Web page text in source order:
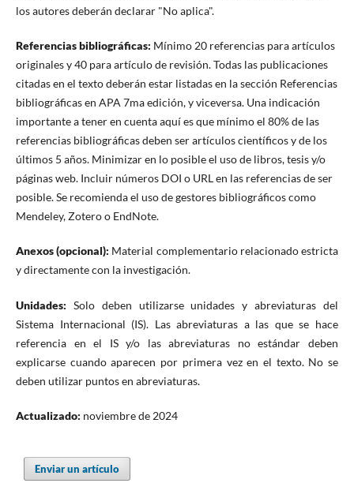
los autores deberán declarar "No aplica".
Referencias bibliográficas: Mínimo 20 referencias para artículos
originales y 40 para artículo de revisión. Todas las publicaciones
citadas en el texto deberán estar listadas en la sección Referencias
bibliográficas en APA 7ma edición, y viceversa. Una indicación
importante a tener en cuenta aquí es que mínimo el 80% de las
referencias bibliográficas deben ser artículos científicos y de los
últimos 5 años. Minimizar en lo posible el uso de libros, tesis y/o
páginas web. Incluir números DOI o URL en las referencias de ser
posible. Se recomienda el uso de gestores bibliográficos como
Mendeley, Zotero o EndNote.
Anexos (opcional): Material complementario relacionado estricta
y directamente con la investigación.
Unidades: Solo deben utilizarse unidades y abreviaturas del
Sistema Internacional (IS). Las abreviaturas a las que se hace
referencia en el IS y/o las abreviaturas no estándar deben
explicarse cuando aparecen por primera vez en el texto. No se
deben utilizar puntos en abreviaturas.
Actualizado: noviembre de 2024
Enviar un artículo